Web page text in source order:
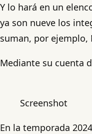
Y lo hará en un
ya son nueve los
suman, por ejemplo,
Mediante su cuenta
Screenshot
En la temporada